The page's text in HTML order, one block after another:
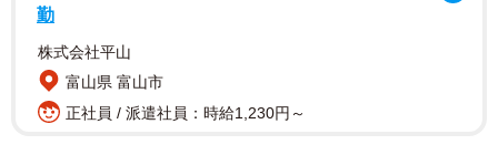
勤
株式会社平山
富山県 富山市
正社員 / 派遣社員：時給1,230円～